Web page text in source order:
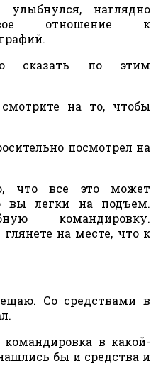
улыбнулся, наглядно
отношение к
сказать по этим
на то, чтобы
посмотрел на
что все это может
вы легки на подъем.
командировку.
на месте, что к
Со средствами в
в какой-
бы и средства и